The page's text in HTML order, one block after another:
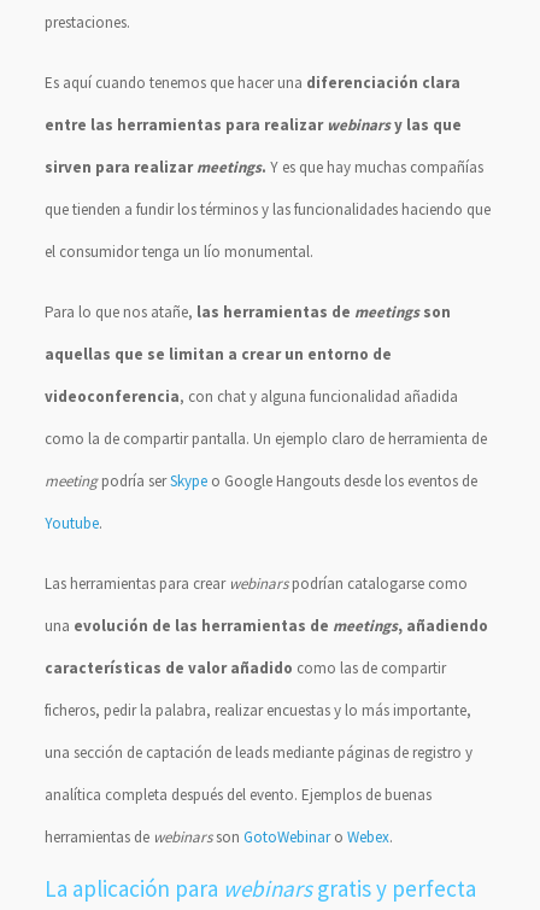
prestaciones.
Es aquí cuando tenemos que hacer una diferenciación clara
entre las herramientas para realizar webinarsy las que
sirven para realizarmeetings. Y es que hay muchas compañías
que tienden a fundir los términos y las funcionalidades haciendo que
el consumidor tenga un lío monumental.
Para lo que nos atañe, las herramientas de meetingsson
aquellas que se limitan a crear un entorno de
videoconferencia, con chat y alguna funcionalidad añadida
como la de compartir pantalla. Un ejemplo claro de herramienta de
meetingpodría serSkypeo Google Hangouts desde los eventos de
Youtube.
Las herramientas para crear webinarspodrían catalogarse como
una evolución de las herramientas de meetings, añadiendo
características de valor añadido como las de compartir
ficheros, pedir la palabra, realizar encuestas y lo más importante,
una sección de captación de leads mediante páginas de registro y
analítica completa después del evento. Ejemplos de buenas
herramientas de webinarsson GotoWebinaro Webex.
La aplicación para webinarsgratis y perfecta